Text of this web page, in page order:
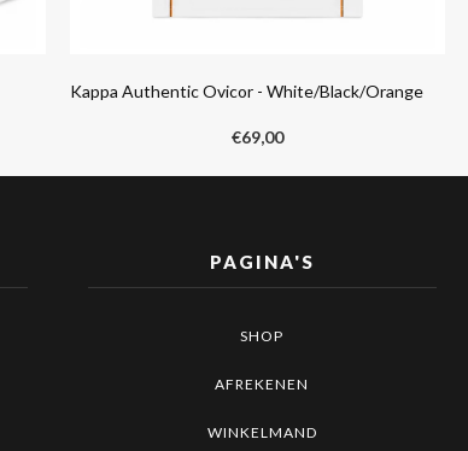
Kappa Authentic Ovicor - White/Black/Orange
€69,00
PAGINA'S
SHOP
AFREKENEN
WINKELMAND